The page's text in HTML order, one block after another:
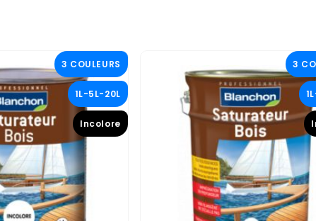
3 COULEURS
1L-5L-20L
Incolore
3